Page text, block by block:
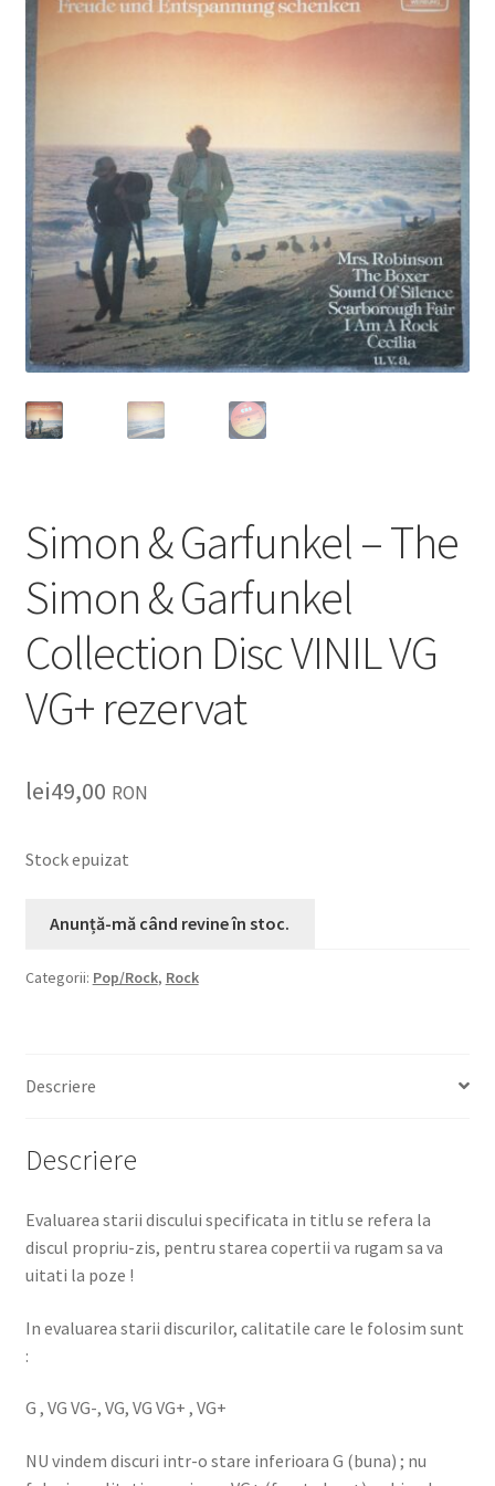
Contul meu
Blog
lei0,00
Simon & Garfunkel – The
Simon & Garfunkel
Collection Disc VINIL VG
VG+ rezervat
lei49,00 RON
Stock epuizat
Categorii: Pop/Rock, Rock
Descriere
Descriere
Evaluarea starii discului specificata in titlu se refera la
discul propriu-zis, pentru starea copertii va rugam sa va
uitati la poze !
In evaluarea starii discurilor, calitatile care le folosim sunt
:
G , VG VG-, VG, VG VG+ , VG+
NU vindem discuri intr-o stare inferioara G (buna) ; nu